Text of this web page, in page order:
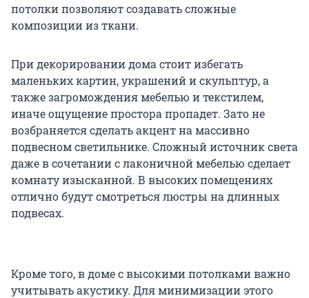
потолки позволяют создавать сложные
композиции из ткани.
При декорировании дома стоит избегать
маленьких картин, украшений и скульптур, а
также загромождения мебелью и текстилем,
иначе ощущение простора пропадет. Зато не
возбраняется сделать акцент на массивно
подвесном светильнике. Сложный источник света
даже в сочетании с лаконичной мебелью сделает
комнату изысканной. В высоких помещениях
отлично будут смотреться люстры на длинных
подвесах.
Кроме того, в доме с высокими потолками важно
учитывать акустику. Для минимизации этого